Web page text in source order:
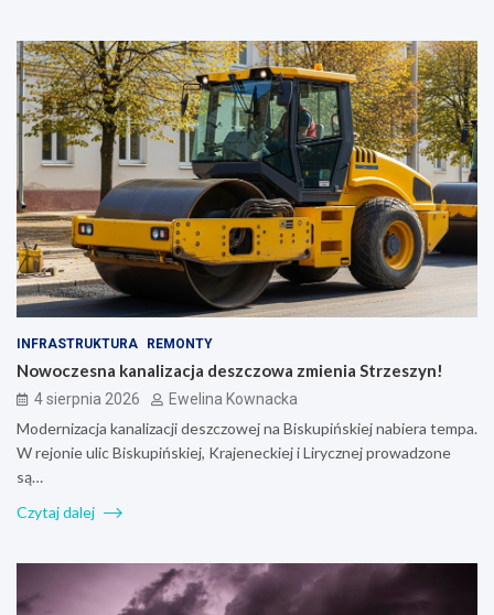
INFRASTRUKTURA REMONTY
Nowoczesna kanalizacja deszczowa zmienia Strzeszyn!
4 sierpnia 2026 Ewelina Kownacka
Modernizacja kanalizacji deszczowej na Biskupińskiej nabiera tempa.
W rejonie ulic Biskupińskiej, Krajeneckiej i Lirycznej prowadzone
są…
Czytaj dalej